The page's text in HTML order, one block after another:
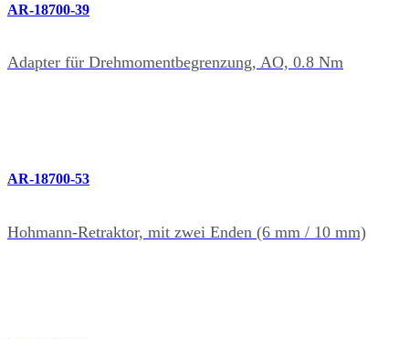
AR-18700-39
Adapter für Drehmomentbegrenzung, AO, 0.8 Nm
AR-18700-53
Hohmann-Retraktor, mit zwei Enden (6 mm / 10 mm)